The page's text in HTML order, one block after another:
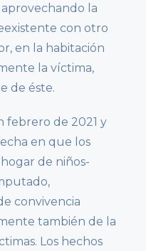
la
con otro
en la habitación
la víctima,
de éste.
febrero de 2021 y
en que los
de niños-
convivencia
también de la
Los hechos